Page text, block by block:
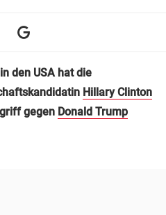
den USA hat die
Hillary Clinton
gegen Donald Trump